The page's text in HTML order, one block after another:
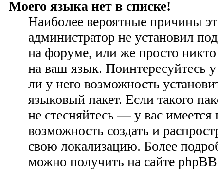
Моего языка нет в списке!
Наиболее вероятные причины
администратор не установил
на форуме, или же просто
на ваш язык. Поинтересуйтесь
ли у него возможность
языковый пакет. Если такого
не стесняйтесь — у вас имеется
возможность создать и
свою локализацию. Более
можно получить на сайте